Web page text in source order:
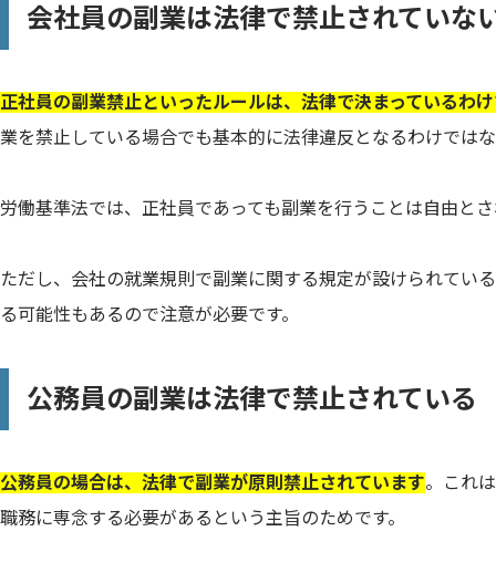
会社員の副業は法律で禁止されていな
正社員の副業禁止といったルールは、法律で決まっているわ
業を禁止している場合でも基本的に法律違反となるわけでは
労働基準法では、正社員であっても副業を行うことは自由と
ただし、会社の就業規則で副業に関する規定が設けられてい
る可能性もあるので注意が必要です。
公務員の副業は法律で禁止されている
公務員の場合は、法律で副業が原則禁止されています。これ
職務に専念する必要があるという主旨のためです。